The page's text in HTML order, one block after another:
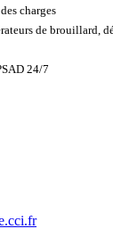
charges
de brouillard,
24/7